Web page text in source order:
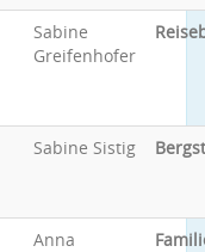
Sabine
Greifenhofer
Sabine Sistig
Anna